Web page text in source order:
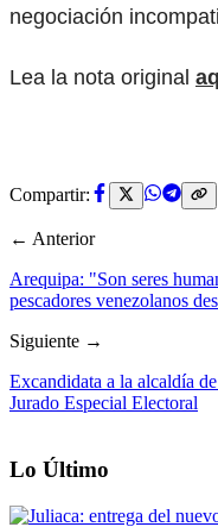
negociación
Lea la nota original
Compartir:
← Anterior
Arequipa: "Son seres
pescadores venezolanos
Siguiente →
Excandidata a la alcaldía
Jurado Especial Electoral
Lo Último